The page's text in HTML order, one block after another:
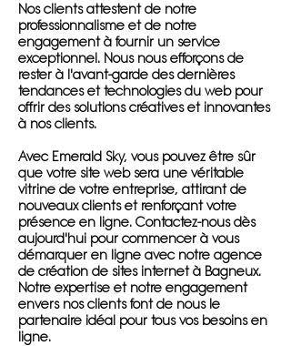
Nos clients attestent de notre
professionnalisme et de notre
engagement à fournir un service
exceptionnel. Nous nous efforçons de
rester à l'avant-garde des dernières
tendances et technologies du web pour
offrir des solutions créatives et innovantes
à nos clients.
Avec Emerald Sky, vous pouvez être sûr
que votre site web sera une véritable
vitrine de votre entreprise, attirant de
nouveaux clients et renforçant votre
présence en ligne. Contactez-nous dès
aujourd'hui pour commencer à vous
démarquer en ligne avec notre agence
de création de sites internet à Bagneux.
Notre expertise et notre engagement
envers nos clients font de nous le
partenaire idéal pour tous vos besoins en
ligne.